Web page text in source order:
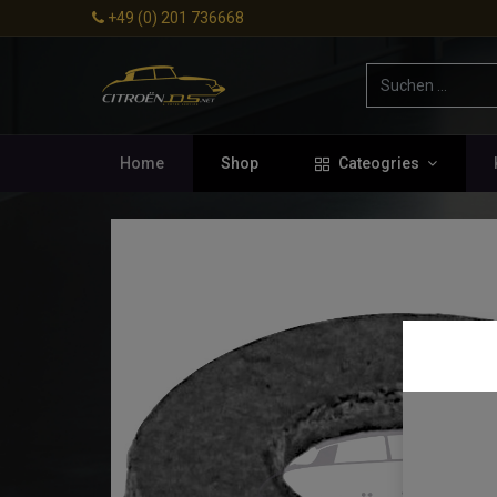
+49 (0) 201 736668
Home Shop Cateogries